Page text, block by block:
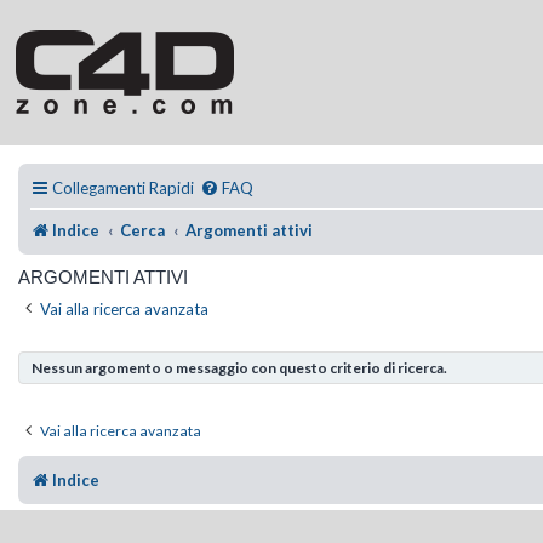
Collegamenti Rapidi FAQ
Indice Cerca Argomenti attivi
ARGOMENTI ATTIVI
Vai alla ricerca avanzata
Nessun argomento o messaggio con questo criterio di ricerca.
Vai alla ricerca avanzata
Indice